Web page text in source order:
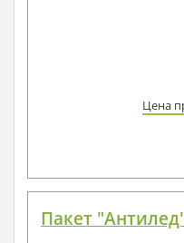
Цена
Пакет